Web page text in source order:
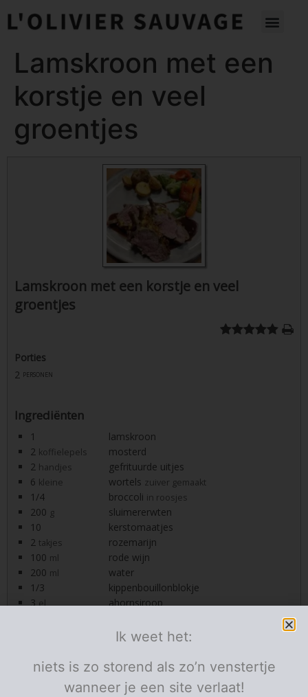
Lamskroon met een
korstje en veel
groentjes
Lamskroon met een korstje en veel
groentjes
Porties
2 personen
Ingrediënten
1
lamskroon
2 koffielepels
mosterd
2 handjes
gefrituurde uitjes
6 kleine wortels zuiver gemaakt
1/4 broccoli in roosjes
200 g
sluimererwten
10
kerstomaatjes
2 takjes
rozemarijn
100 ml
rode wijn
200 ml
water
1/3
kippenbouillonblokje
3 el
ahornsiroop
olijfolie of boter
Porties:
personen
Ik weet het:
niets is zo storend als zo’n venstertje
wanneer je een site verlaat!